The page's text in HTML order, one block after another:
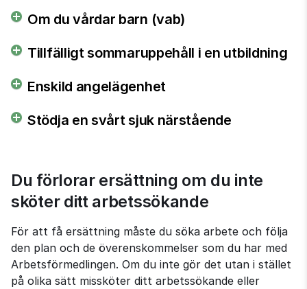
Om du vårdar barn (vab)
Tillfälligt sommaruppehåll i en utbildning
Enskild angelägenhet
Stödja en svårt sjuk närstående
Du förlorar ersättning om du inte
sköter ditt arbetssökande
För att få ersättning måste du söka arbete och följa
den plan och de överenskommelser som du har med
Arbetsförmedlingen. Om du inte gör det utan i stället
på olika sätt missköter ditt arbetssökande eller